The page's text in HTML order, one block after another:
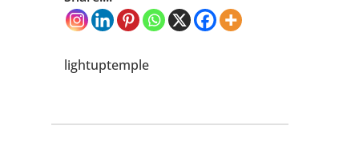
lightuptemple